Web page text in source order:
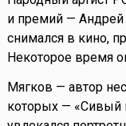
и премий — Андрей
снимался в кино,
Некоторое время
Мягков — автор
которых — «Сивый